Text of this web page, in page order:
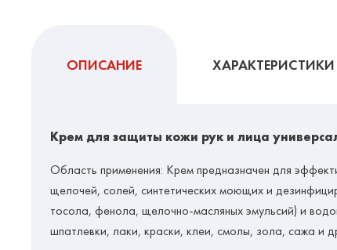
ОПИСАНИЕ ХАРАКТЕРИСТИКИ
Крем для защиты кожи рук и лица
Область применения: Крем предназначен для
щелочей, солей, синтетических моющих и
тосола, фенола, щелочно-масляных эмульсий) и
шпатлевки, лаки, краски, клеи, смолы, зола, сажа и